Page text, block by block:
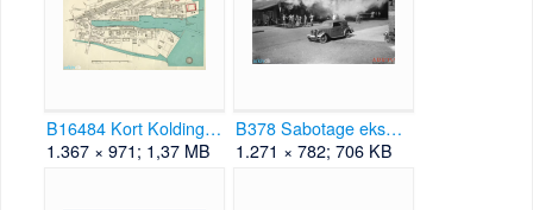
B16484 Kort Kolding Havn 1945.png
1.367 × 971; 1,37 MB
B378 Sabotage eksportstaldene 1943.png
1.271 × 782; 706 KB